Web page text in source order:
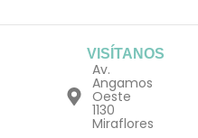
VISÍTANOS
Av.
Angamos
Oeste
1130
Miraflores